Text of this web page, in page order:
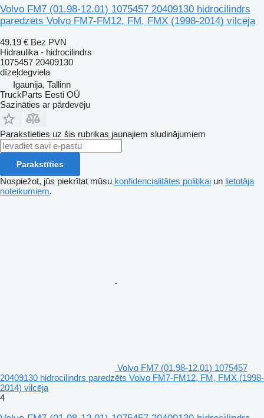
Volvo FM7 (01.98-12.01) 1075457 20409130 hidrocilindrs
paredzēts Volvo FM7-FM12, FM, FMX (1998-2014) vilcēja
49,19 € Bez PVN
Hidraulika - hidrocilindrs
1075457 20409130
dīzeļdegviela
Igaunija, Tallinn
TruckParts Eesti OÜ
Sazināties ar pārdevēju
Parakstieties uz šis rubrikas jaunajiem sludinājumiem
Parakstīties
Nospiežot, jūs piekrītat mūsu konfidencialitātes politikai un lietotāja
noteikumiem.
Volvo FM7 (01.98-12.01) 1075457
20409130 hidrocilindrs paredzēts Volvo FM7-FM12, FM, FMX (1998-
2014) vilcēja
4